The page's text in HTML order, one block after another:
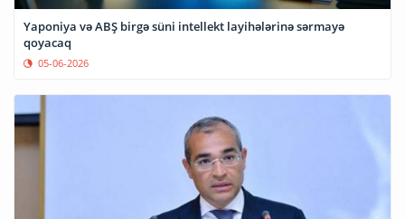
Yaponiya və ABŞ birgə süni intellekt layihələrinə sərmayə
qoyacaq
05-06-2026